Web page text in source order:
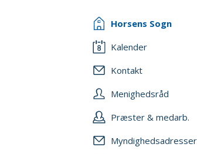
Horsens Sogn
Kalender
Kontakt
Menighedsråd
Præster & medarb.
Myndighedsadresser